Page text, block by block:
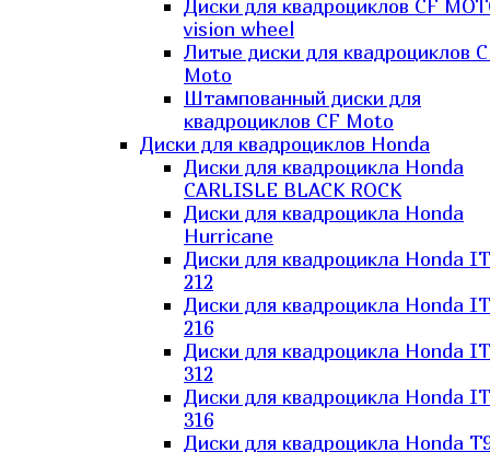
Диски для квадроциклов CF
vision wheel
Литые диски для квадроциклов
Moto
Штампованный диски для
квадроциклов CF Moto
Диски для квадроциклов Honda
Диски для квадроцикла Honda
CARLISLE BLACK ROCK
Диски для квадроцикла Honda
Hurricane
Диски для квадроцикла Honda
212
Диски для квадроцикла Honda
216
Диски для квадроцикла Honda
312
Диски для квадроцикла Honda
316
Диски для квадроцикла Honda